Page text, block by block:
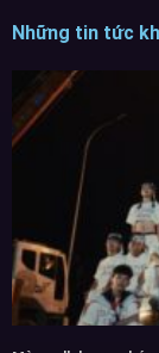
Những tin tức